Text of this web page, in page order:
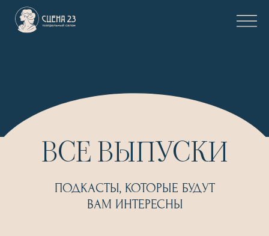
ВСЕ ВЫПУСКИ
ПОДКАСТЫ, КОТОРЫЕ БУДУТ
ВАМ ИНТЕРЕСНЫ